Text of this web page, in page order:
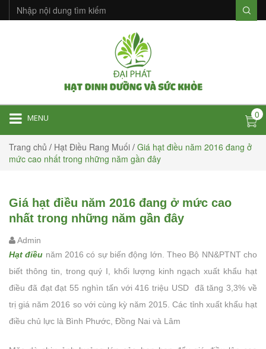
MENU 0
Trang chủ / Hạt Điều Rang Muối / Giá hạt điều năm 2016 đang ở
mức cao nhất trong những năm gần đây
Giá hạt điều năm 2016 đang ở mức cao
nhất trong những năm gần đây
Admin
Hạt điều năm 2016 có sự biến động lớn. Theo Bộ NN&PTNT cho
biết thông tin, trong quý I, khối lượng kinh ngạch xuất khẩu hạt
điều đã đạt đạt 55 nghìn tấn với 416 triệu USD đã tăng 3,3% về
trị giá năm 2016 so với cùng kỳ năm 2015. Các tỉnh xuất khẩu hạt
điều chủ lực là Bình Phước, Đồng Nai và Lâm